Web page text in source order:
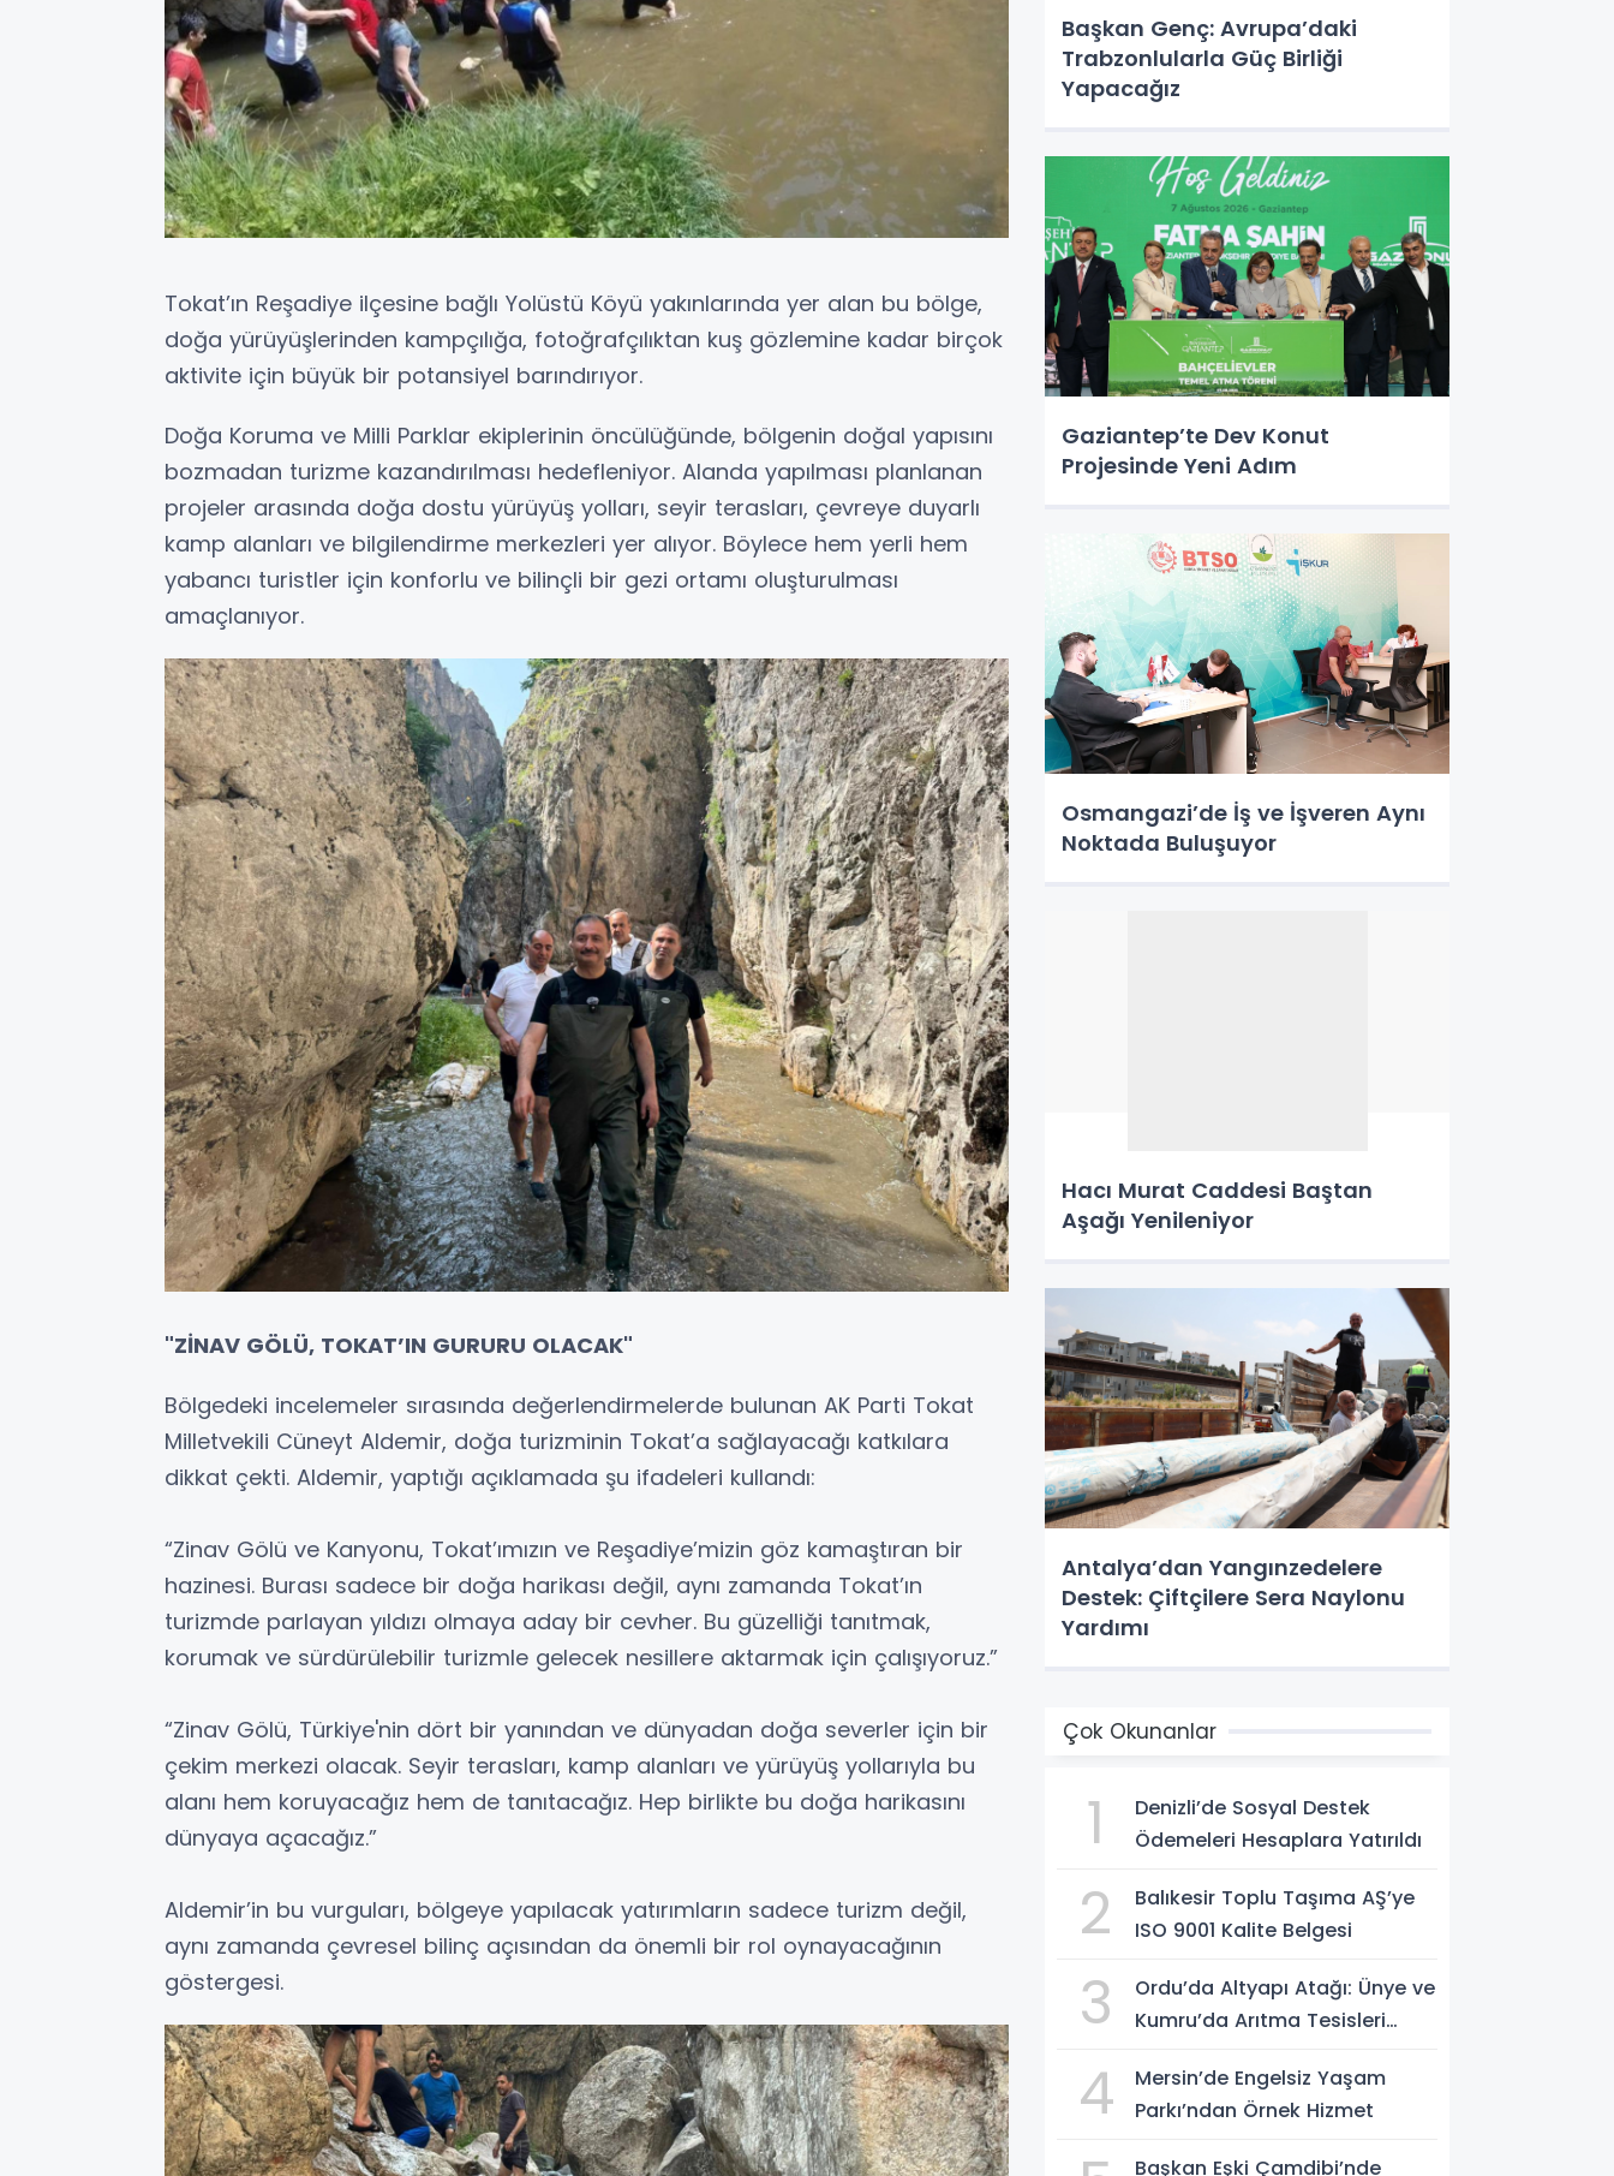
Tokat’ın Reşadiye ilçesine bağlı Yolüstü Köyü yakınlarında yer alan bu bölge,
doğa yürüyüşlerinden kampçılığa, fotoğrafçılıktan kuş gözlemine kadar birçok
aktivite için büyük bir potansiyel barındırıyor.
Doğa Koruma ve Milli Parklar ekiplerinin öncülüğünde, bölgenin doğal yapısını
bozmadan turizme kazandırılması hedefleniyor. Alanda yapılması planlanan
projeler arasında doğa dostu yürüyüş yolları, seyir terasları, çevreye duyarlı
kamp alanları ve bilgilendirme merkezleri yer alıyor. Böylece hem yerli hem
yabancı turistler için konforlu ve bilinçli bir gezi ortamı oluşturulması
amaçlanıyor.
"ZİNAV GÖLÜ, TOKAT’IN GURURU OLACAK"
Bölgedeki incelemeler sırasında değerlendirmelerde bulunan AK Parti Tokat
Milletvekili Cüneyt Aldemir, doğa turizminin Tokat’a sağlayacağı katkılara
dikkat çekti. Aldemir, yaptığı açıklamada şu ifadeleri kullandı:
“Zinav Gölü ve Kanyonu, Tokat’ımızın ve Reşadiye’mizin göz kamaştıran bir
hazinesi. Burası sadece bir doğa harikası değil, aynı zamanda Tokat’ın
turizmde parlayan yıldızı olmaya aday bir cevher. Bu güzelliği tanıtmak,
korumak ve sürdürülebilir turizmle gelecek nesillere aktarmak için çalışıyoruz.”
“Zinav Gölü, Türkiye'nin dört bir yanından ve dünyadan doğa severler için bir
çekim merkezi olacak. Seyir terasları, kamp alanları ve yürüyüş yollarıyla bu
alanı hem koruyacağız hem de tanıtacağız. Hep birlikte bu doğa harikasını
dünyaya açacağız.”
Aldemir’in bu vurguları, bölgeye yapılacak yatırımların sadece turizm değil,
aynı zamanda çevresel bilinç açısından da önemli bir rol oynayacağının
göstergesi.
Başkan Genç: Avrupa’daki
Trabzonlularla Güç Birliği
Yapacağız
Gaziantep’te Dev Konut
Projesinde Yeni Adım
Osmangazi’de İş ve İşveren Aynı
Noktada Buluşuyor
Hacı Murat Caddesi Baştan
Aşağı Yenileniyor
Antalya’dan Yangınzedelere
Destek: Çiftçilere Sera Naylonu
Yardımı
Çok Okunanlar
1
Denizli’de Sosyal Destek
Ödemeleri Hesaplara Yatırıldı
2
Balıkesir Toplu Taşıma AŞ’ye
ISO 9001 Kalite Belgesi
3
Ordu’da Altyapı Atağı: Ünye ve
Kumru’da Arıtma Tesisleri
4
Mersin’de Engelsiz Yaşam
Parkı’ndan Örnek Hizmet
Başkan Eşki Çamdibi’nde